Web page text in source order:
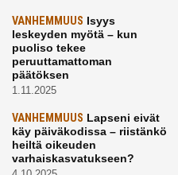
VANHEMMUUS Isyys
leskeyden myötä – kun
puoliso tekee
peruuttamattoman
päätöksen
1.11.2025
VANHEMMUUS Lapseni eivät
käy päiväkodissa – riistänkö
heiltä oikeuden
varhaiskasvatukseen?